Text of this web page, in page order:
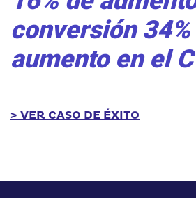
conversión34%
aumento en el
> VER CASO DE ÉXITO